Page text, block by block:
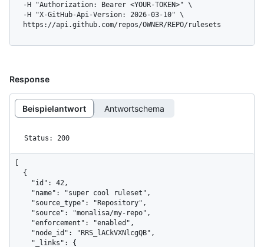
  https://api.github.com/repos/OWNER/REPO/rulesets
Response
Beispielantwort Antwortschema
Status: 200